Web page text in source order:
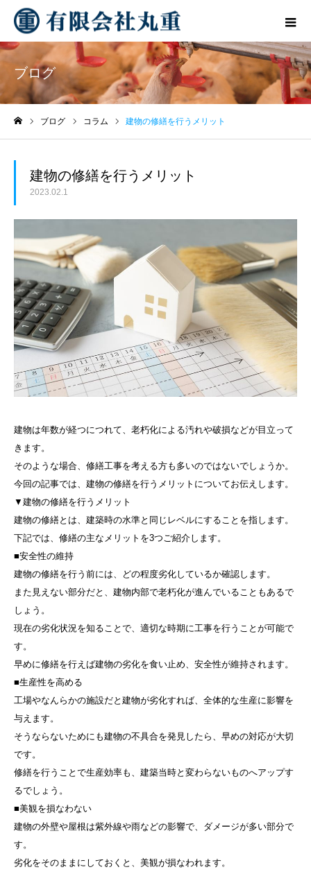
ブログ
ブログ コラム 建物の修繕を行うメリット
建物の修繕を行うメリット
2023.02.1
建物は年数が経つにつれて、老朽化による汚れや破損などが目立って
きます。
そのような場合、修繕工事を考える方も多いのではないでしょうか。
今回の記事では、建物の修繕を行うメリットについてお伝えします。
▼建物の修繕を行うメリット
建物の修繕とは、建築時の水準と同じレベルにすることを指します。
下記では、修繕の主なメリットを3つご紹介します。
■安全性の維持
建物の修繕を行う前には、どの程度劣化しているか確認します。
また見えない部分だと、建物内部で老朽化が進んでいることもあるで
しょう。
現在の劣化状況を知ることで、適切な時期に工事を行うことが可能で
す。
早めに修繕を行えば建物の劣化を食い止め、安全性が維持されます。
■生産性を高める
工場やなんらかの施設だと建物が劣化すれば、全体的な生産に影響を
与えます。
そうならないためにも建物の不具合を発見したら、早めの対応が大切
です。
修繕を行うことで生産効率も、建築当時と変わらないものへアップす
るでしょう。
■美観を損なわない
建物の外壁や屋根は紫外線や雨などの影響で、ダメージが多い部分で
す。
劣化をそのままにしておくと、美観が損なわれます。